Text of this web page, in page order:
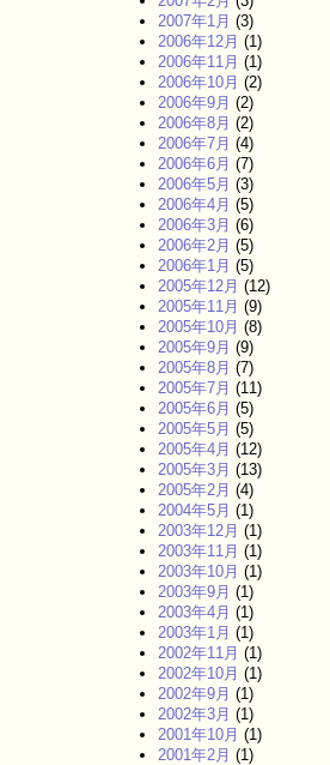
2007年1月 (3)
2006年12月 (1)
2006年11月 (1)
2006年10月 (2)
2006年9月 (2)
2006年8月 (2)
2006年7月 (4)
2006年6月 (7)
2006年5月 (3)
2006年4月 (5)
2006年3月 (6)
2006年2月 (5)
2006年1月 (5)
2005年12月 (12)
2005年11月 (9)
2005年10月 (8)
2005年9月 (9)
2005年8月 (7)
2005年7月 (11)
2005年6月 (5)
2005年5月 (5)
2005年4月 (12)
2005年3月 (13)
2005年2月 (4)
2004年5月 (1)
2003年12月 (1)
2003年11月 (1)
2003年10月 (1)
2003年9月 (1)
2003年4月 (1)
2003年1月 (1)
2002年11月 (1)
2002年10月 (1)
2002年9月 (1)
2002年3月 (1)
2001年10月 (1)
2001年2月 (1)